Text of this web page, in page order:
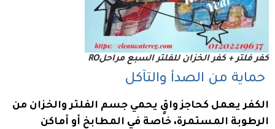
كفر فلتر + كفر الخزان للفلتر السبع مراحلRO
حماية من الصدأ والتآكل
الكفر يعمل كحاجز واقٍ يحمي جسم الفلتر والخزان من
الرطوبة المستمرة، خاصة في المطابخ أو أماكن